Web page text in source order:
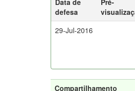
Data de
defesa
Pré-
29-Jul-2016
Compartilhamento